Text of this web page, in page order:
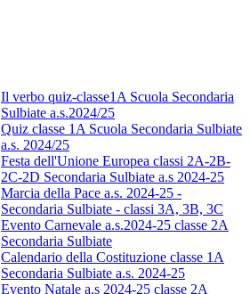
Il verbo quiz-classe1A Scuola Secondaria
Sulbiate a.s.2024/25
Quiz classe 1A Scuola Secondaria Sulbiate
a.s. 2024/25
Festa dell'Unione Europea classi 2A-2B-
2C-2D Secondaria Sulbiate a.s 2024-25
Marcia della Pace a.s. 2024-25 -
Secondaria Sulbiate - classi 3A, 3B, 3C
Evento Carnevale a.s.2024-25 classe 2A
Secondaria Sulbiate
Calendario della Costituzione classe 1A
Secondaria Sulbiate a.s. 2024-25
Evento Natale a.s 2024-25 classe 2A